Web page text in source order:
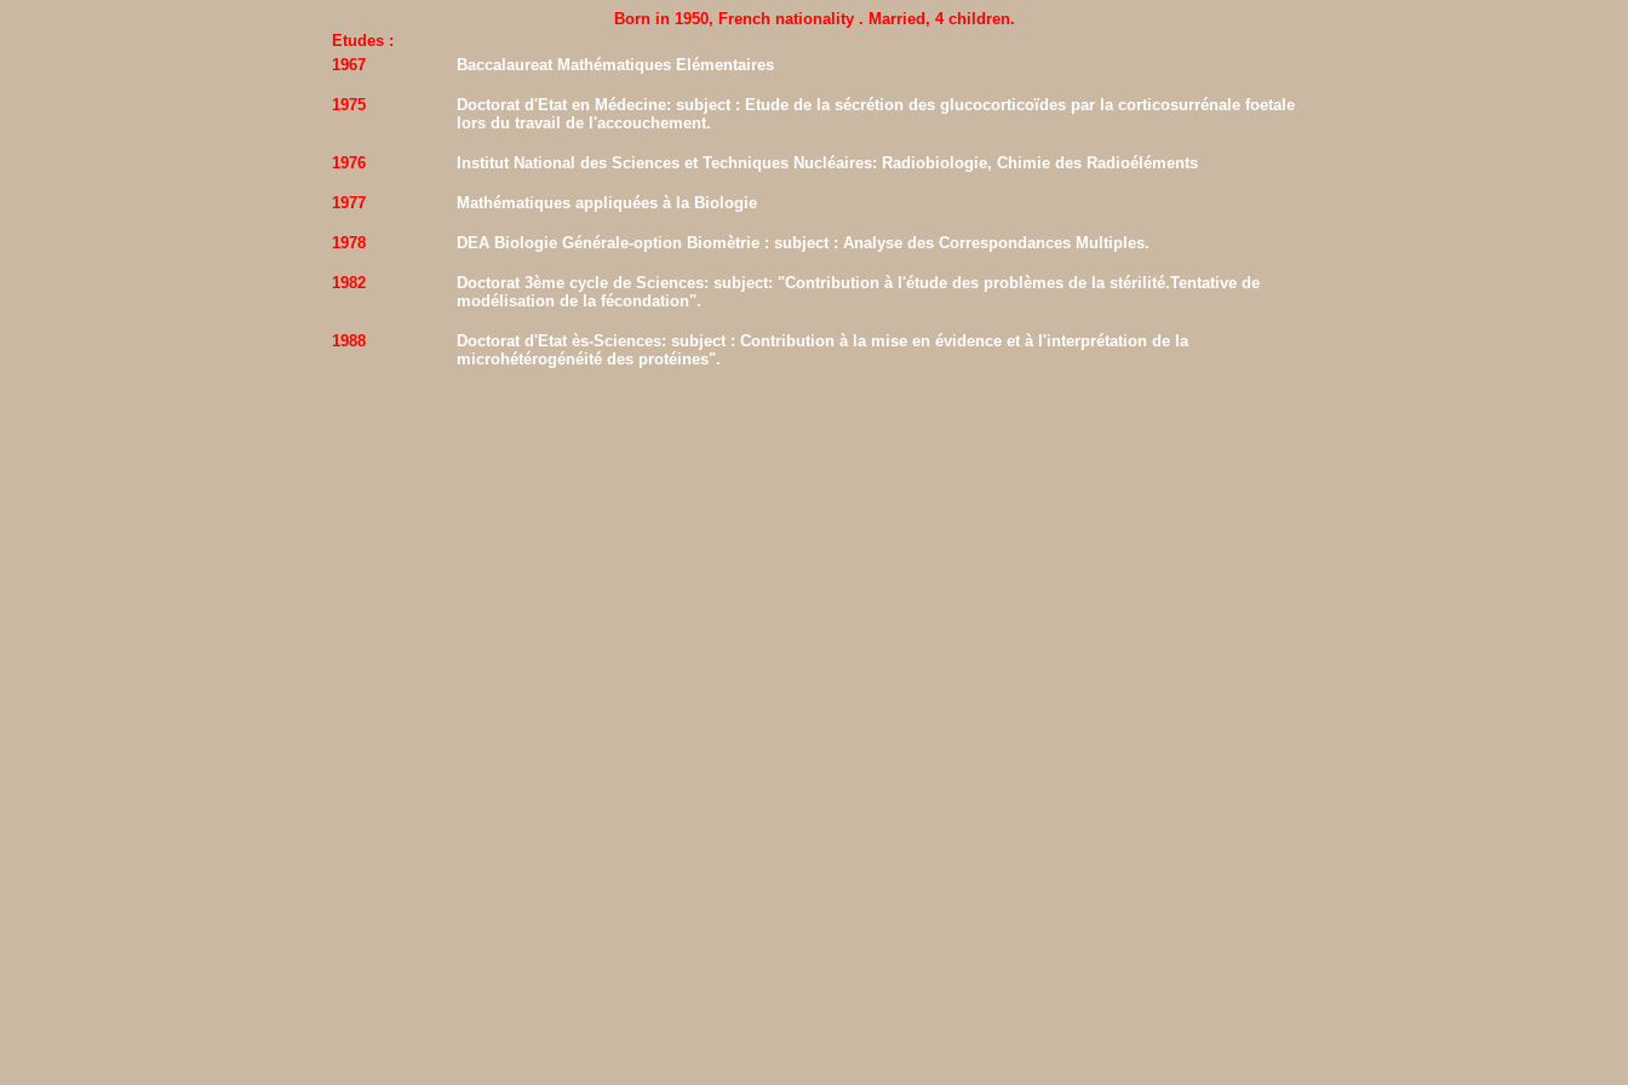
Born in 1950, French nationality . Married, 4 children.
Etudes :
1967
Baccalaureat Mathématiques Elémentaires
1975
Doctorat d'Etat en Médecine: subject : Etude de la sécrétion des glucocorticoïdes par la corticosurrénale foetale
lors du travail de l'accouchement.
1976 Institut National des Sciences et Techniques Nucléaires: Radiobiologie, Chimie des Radioéléments
1977 Mathématiques appliquées à la Biologie
1978 DEA Biologie Générale-option Biomètrie : subject : Analyse des Correspondances Multiples.
1982
Doctorat 3ème cycle de Sciences: subject: "Contribution à l'étude des problèmes de la stérilité.Tentative de
modélisation de la fécondation".
1988
Doctorat d'Etat ès-Sciences: subject : Contribution à la mise en évidence et à l'interprétation de la
microhétérogénéité des protéines".